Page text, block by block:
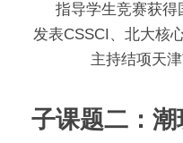
指导学生竞赛获得
发表CSSCI、北大核
主持结项天
子课题二：